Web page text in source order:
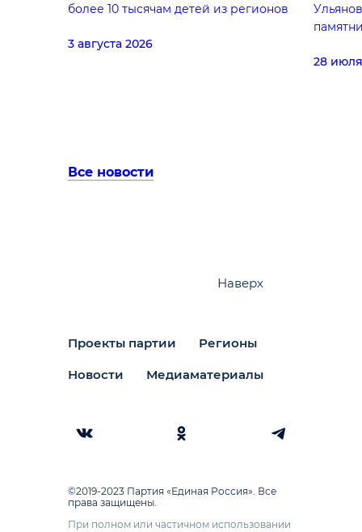
более 10 тысячам детей из регионов
3 августа 2026
28
Все новости
Проекты партии Регионы
Новости Медиаматериалы
Наверх
©2019-2023 Партия «Единая Россия». Все
права защищены.
При полном или частичном использовании